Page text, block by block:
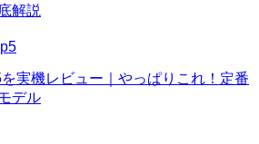
解説
実機レビュー｜やっぱりこれ！定番
デル